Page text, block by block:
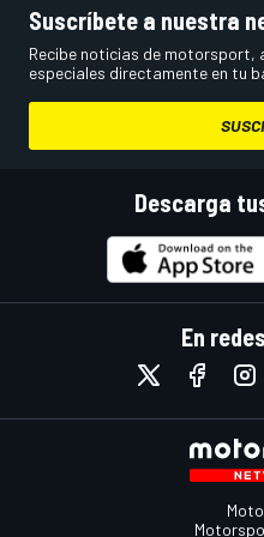
Suscríbete a nuestra
Recibe noticias de motorsport,
especiales directamente en tu
Descarga
En